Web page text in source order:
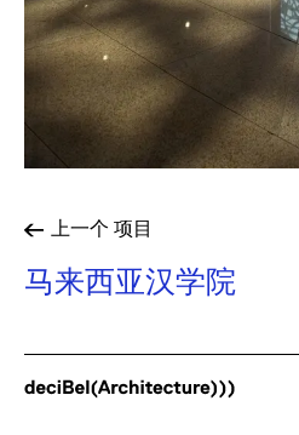
上一个 项目
马来西亚汉学院